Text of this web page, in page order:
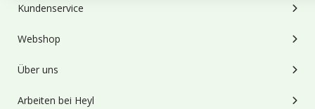
Kundenservice
Webshop
Über uns
Arbeiten bei Heyl